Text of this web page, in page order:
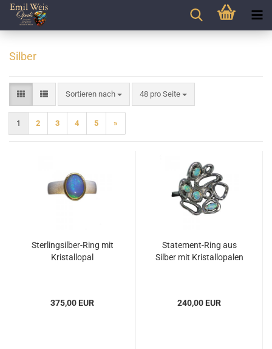
Silber
Sortieren nach
Sortieren nach 48 pro Seite
pro Seite
1 2 3 4 5 »
Sterlingsilber-Ring mit
Kristallopal
375,00 EUR
Statement-Ring aus
Silber mit Kristallopalen
240,00 EUR